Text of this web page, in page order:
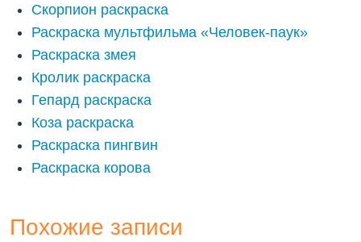
Скорпион раскраска
Раскраска мультфильма «Человек-паук»
Раскраска змея
Кролик раскраска
Гепард раскраска
Коза раскраска
Раскраска пингвин
Раскраска корова
Похожие записи